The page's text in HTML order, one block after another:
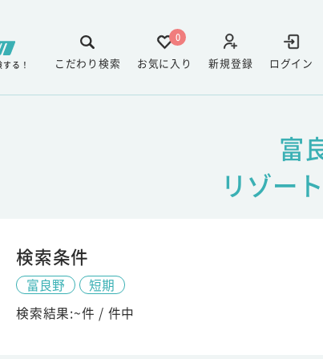
る！ ログイン
新規登録
0
お気に入り
こだわり検索
富
リゾー
検索条件
富良野
短期
検索結果:~件 / 件中